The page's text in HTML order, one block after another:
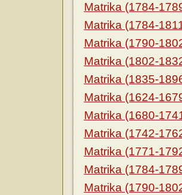
Matrika (1784-
Matrika (1784-
Matrika (1790-
Matrika (1802-
Matrika (1835-
Matrika (1624-
Matrika (1680-
Matrika (1742-
Matrika (1771-
Matrika (1784-
Matrika (1790-